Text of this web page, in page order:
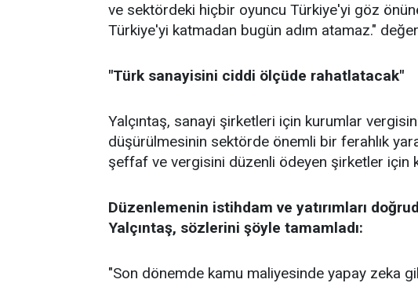
ve sektördeki hiçbir oyuncu Türkiye'yi göz
Türkiye'yi katmadan bugün adım atamaz."
"Türk sanayisini ciddi ölçüde rahatlatacak"
Yalçıntaş, sanayi şirketleri için kurumlar
düşürülmesinin sektörde önemli bir ferahlık
şeffaf ve vergisini düzenli ödeyen şirketler için
Düzenlemenin istihdam ve yatırımları
Yalçıntaş, sözlerini şöyle tamamladı:
"Son dönemde kamu maliyesinde yapay zeka